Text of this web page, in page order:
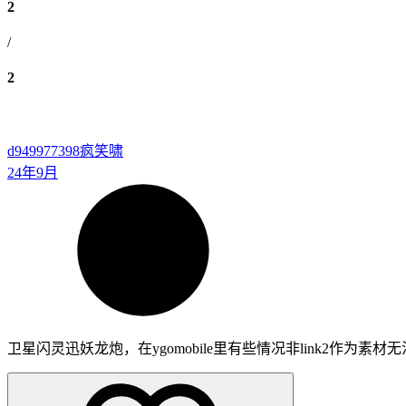
2
/
2
d949977398疯笑啸
24年9月
卫星闪灵迅妖龙炮，在ygomobile里有些情况非link2作为素材无